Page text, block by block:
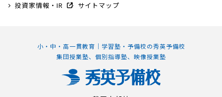
小・中・高一貫教育｜学習塾・予備校の秀英予備校
集団授業塾、個別指導塾、映像授業塾
投資家情報・IR
サイトマップ